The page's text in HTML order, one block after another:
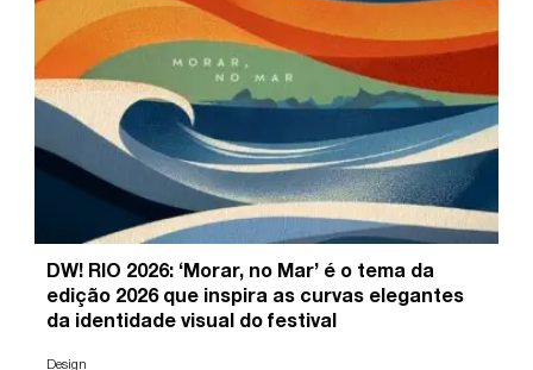
DW! RIO 2026: ‘Morar, no Mar’ é o tema da
edição 2026 que inspira as curvas elegantes
da identidade visual do festival
Design